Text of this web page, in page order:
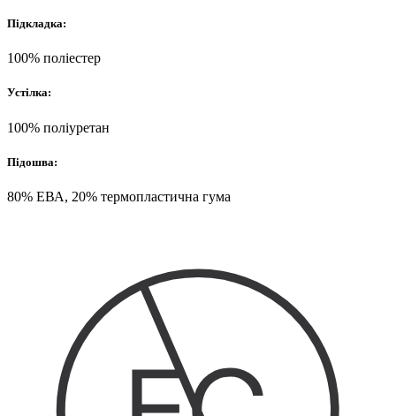
Підкладка:
100% поліестер
Устілка:
100% поліуретан
Підошва:
80% ЕВА, 20% термопластична гума